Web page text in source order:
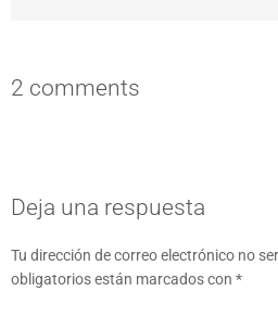
2 comments
Deja una respuesta
Tu dirección de correo electrónico no
obligatorios están marcados con *